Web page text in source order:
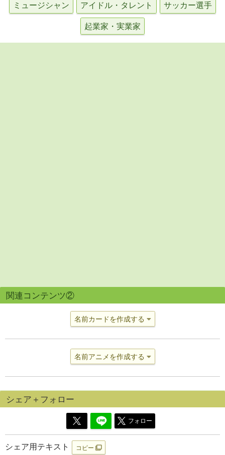
ミュージシャン アイドル・タレント サッカー選手
起業家・実業家
関連コンテンツ②
名前カードを作成する
名前アニメを作成する
シェア＋フォロー
フォロー
シェア用テキスト コピー